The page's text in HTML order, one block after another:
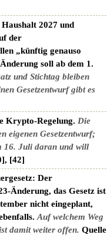
2027 und
der
„künftig genauso
soll ab dem 1.
und Stichtag bleiben
Gesetzentwurf gibt es
Krypto-Regelung. Die
eigenen Gesetzentwurf;
16. Juli daran und will
[42]
Der
Änderung, das Gesetz ist
nicht eingeplant,
Auf welchem Weg
damit weiter offen. Quelle